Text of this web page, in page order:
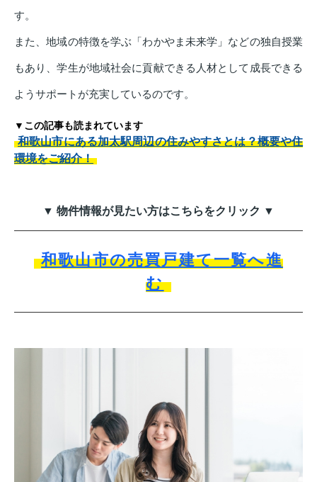
す。
また、地域の特徴を学ぶ「わかやま未来学」などの独自授業
もあり、学生が地域社会に貢献できる人材として成長できる
ようサポートが充実しているのです。
▼この記事も読まれています
和歌山市にある加太駅周辺の住みやすさとは？概要や住
環境をご紹介！
▼ 物件情報が見たい方はこちらをクリック ▼
和歌山市の売買戸建て一覧へ進
む